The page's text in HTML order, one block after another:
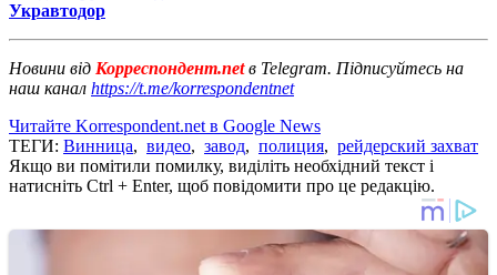
Укравтодор
Новини від Корреспондент.netв Telegram. Підписуйтесь на
наш канал https://t.me/korrespondentnet
Читайте Korrespondent.net в Google News
ТЕГИ: Винница, видео, завод, полиция, рейдерский захват
Якщо ви помітили помилку, виділіть необхідний текст і
натисніть Ctrl + Enter, щоб повідомити про це редакцію.